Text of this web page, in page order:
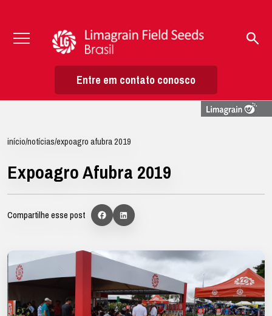
Entre em contato conosco
início/notícias/expoagro afubra 2019
Expoagro Afubra 2019
Compartilhe esse post